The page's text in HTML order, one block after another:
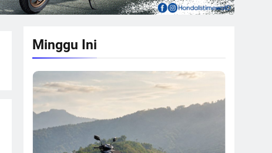
Minggu Ini